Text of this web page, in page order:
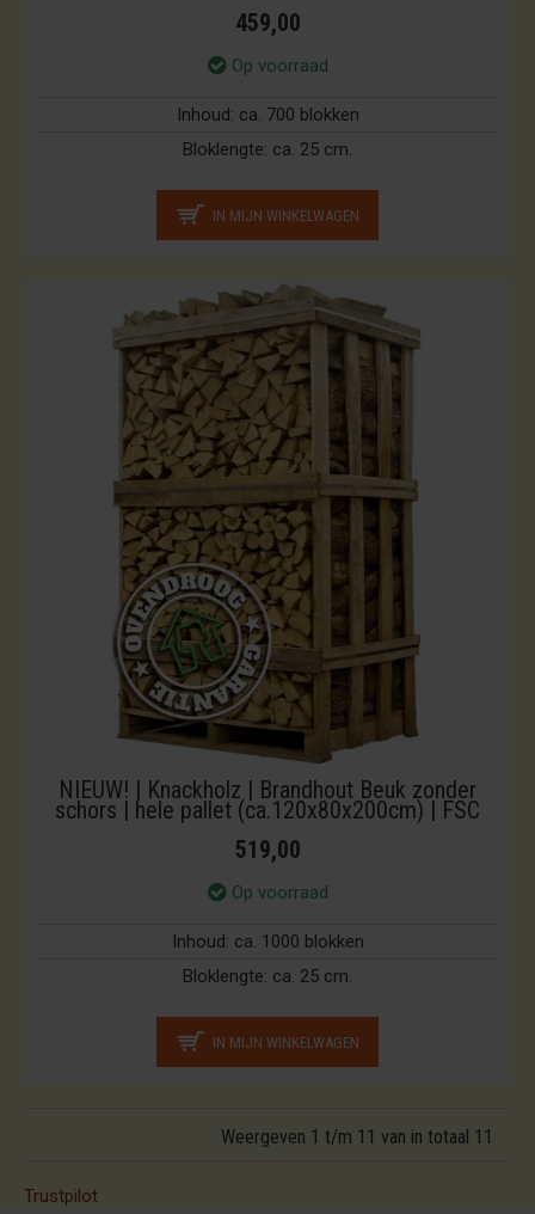
459,00
Op voorraad
Inhoud: ca. 700 blokken
Bloklengte: ca. 25 cm.
IN MIJN WINKELWAGEN
NIEUW! | Knackholz | Brandhout Beuk zonder
schors | hele pallet (ca.120x80x200cm) | FSC
519,00
Op voorraad
Inhoud: ca. 1000 blokken
Bloklengte: ca. 25 cm.
IN MIJN WINKELWAGEN
Weergeven 1 t/m 11 van in totaal 11
Trustpilot